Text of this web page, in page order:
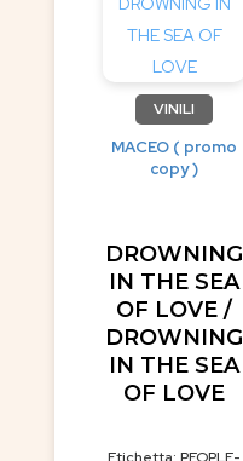
VINILI
MACEO ( promo
copy )
DROWNING
IN THE SEA
OF LOVE /
DROWNING
IN THE SEA
OF LOVE
Etichetta: PEOPLE-